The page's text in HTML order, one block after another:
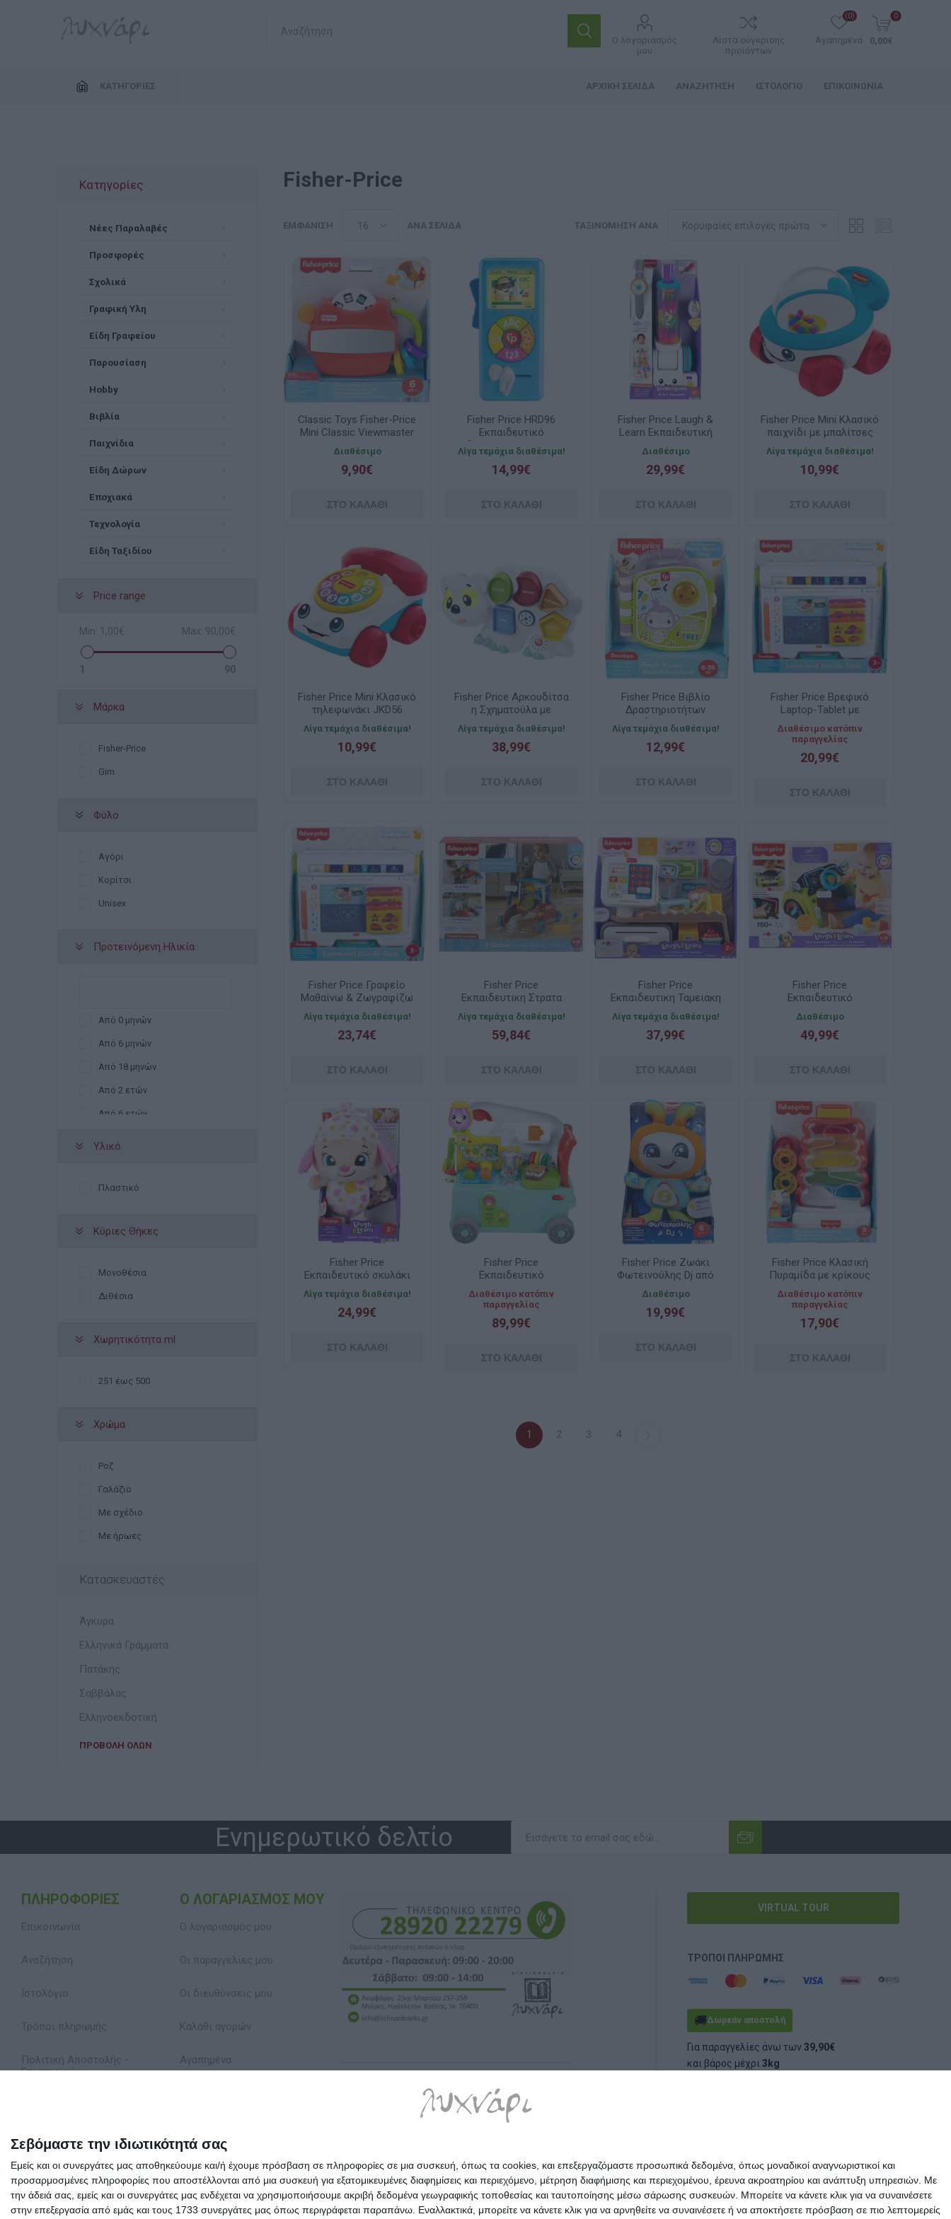
Σεβόμαστε την ιδιωτικότητά σας
Εμείς και οι συνεργάτες μας αποθηκεύουμε και/ή έχουμε πρόσβαση σε πληροφορίες σε μια συσκευή, όπως τα cookies, και επεξεργαζόμαστε προσωπικά δεδομένα, όπως μοναδικοί αναγνωριστικοί και
προσαρμοσμένες πληροφορίες που αποστέλλονται από μια συσκευή για εξατομικευμένες διαφημίσεις και περιεχόμενο, μέτρηση διαφήμισης και περιεχομένου, έρευνα ακροατηρίου και ανάπτυξη υπηρεσιών. Με
την άδειά σας, εμείς και οι συνεργάτες μας ενδέχεται να χρησιμοποιήσουμε ακριβή δεδομένα γεωγραφικής τοποθεσίας και ταυτοποίησης μέσω σάρωσης συσκευών. Μπορείτε να κάνετε κλικ για να συναινέσετε
στην επεξεργασία από εμάς και τους 1733 συνεργάτες μας όπως περιγράφεται παραπάνω. Εναλλακτικά, μπορείτε να κάνετε κλικ για να αρνηθείτε να συναινέσετε ή να αποκτήσετε πρόσβαση σε πιο λεπτομερείς
Ο λογαριασμός
μου
Λίστα σύγκρισης
προϊόντων
Αγαπημένα
(0) 0
0,00€
ΚΑΤΗΓΟΡΊΕΣ ΑΡΧΙΚΉ ΣΕΛΊΔΑ ΑΝΑΖΉΤΗΣΗ ΙΣΤΟΛΌΓΙΟ ΕΠΙΚΟΙΝΩΝΊΑ
Fisher-Price
ΤΑΞΙΝΌΜΗΣΗ ΑΝΆ
ΕΜΦΆΝΙΣΗ ΑΝΆ ΣΕΛΊΔΑ
Classic Toys Fisher-Price
Mini Classic Viewmaster
JKD58
Διαθέσιμο
9,90€
Fisher Price HRD96
Εκπαιδευτικό
Ραδιοφωνάκι – Σκυλάκι
Παίζω & Μαθαίνω
Λίγα τεμάχια διαθέσιμα!
14,99€
Fisher Price Laugh &
Learn Εκπαιδευτική
Ηλεκτρική Σκούπα
JMM35
Διαθέσιμο
29,99€
Fisher Price Mini Κλασικό
παιχνίδι με μπαλίτσες
JKD57
Λίγα τεμάχια διαθέσιμα!
10,99€
Fisher Price Mini Κλασικό
τηλεφωνάκι JKD56
Λίγα τεμάχια διαθέσιμα!
10,99€
Fisher Price Αρκουδίτσα
η Σχηματούλα με
Μουσική HJR81
Λίγα τεμάχια διαθέσιμα!
38,99€
Fisher Price Βιβλίο
Δραστηριοτήτων
Μαϊμουδακι με Μουσική
JFN07
Λίγα τεμάχια διαθέσιμα!
12,99€
Fisher Price Βρεφικό
Laptop-Tablet με
Μουσική και Ήχους
HXB90
Διαθέσιμο κατόπιν
παραγγελίας
20,99€
Fisher Price Γραφείο
Μαθαίνω & Ζωγραφίζω
JDL70
Λίγα τεμάχια διαθέσιμα!
23,74€
Fisher Price
Εκπαιδευτικη Στρατα
Αυτοκινητακι 3 Σε 1
HJP48
Λίγα τεμάχια διαθέσιμα!
59,84€
Fisher Price
Εκπαιδευτικη Ταμειακη
Μηχανη JGW99
Λίγα τεμάχια διαθέσιμα!
37,99€
Fisher Price
Εκπαιδευτικό
αυτοκίνητπο HYR91
Διαθέσιμο
49,99€
Fisher Price
Εκπαιδευτικό σκυλάκι
αγκαλίας - Ροζ JMM45
Λίγα τεμάχια διαθέσιμα!
24,99€
Fisher Price
Εκπαιδευτικό
Τροχόσπιτο 3 σε 1
Smart Stages HCK81
Διαθέσιμο κατόπιν
παραγγελίας
89,99€
Fisher Price Ζωάκι
Φωτεινούλης Dj από
Ύφασμα με Ήχους
HRC42
Διαθέσιμο
19,99€
Fisher Price Κλασική
Πυραμίδα με κρίκους
Διαθέσιμο κατόπιν
παραγγελίας
17,90€
1 2 3 4
Κατηγορίες
Νέες Παραλαβές
Προσφορές
Σχολικά
Γραφική Υλη
Είδη Γραφείου
Παρουσίαση
Hobby
Βιβλία
Παιχνίδια
Είδη Δώρων
Εποχιακά
Τεχνολογία
Είδη Ταξιδίου
Price range
Min: 1,00€ Max: 90,00€
1 90
Μάρκα
Fisher-Price
Gim
Φύλο
Αγόρι
Κορίτσι
Unisex
Προτεινόμενη Ηλικία
Από 0 μηνών
Από 6 μηνών
Από 18 μηνών
Από 2 ετών
Από 6 ετών
Υλικό
Πλαστικό
Κύριες Θήκες
Μονοθέσια
Διθέσια
Χωρητικότητα ml
251 έως 500
Χρώμα
Ροζ
Γαλάζιο
Με σχέδιο
Με ήρωες
Κατασκευαστές
Άγκυρα
Ελληνικά Γράμματα
Πατάκης
Σαββάλας
Ελληνοεκδοτική
ΠΡΟΒΟΛΉ ΌΛΩΝ
Ενημερωτικό δελτίο
ΠΛΗΡΟΦΟΡΊΕΣ
Επικοινωνία
Αναζήτηση
Ιστολόγιο
Τρόποι πληρωμής
Πολιτική Αποστολής -
Επιστροφών
Όροι Χρήσης
Σχετικά με εμάς
Ο ΛΟΓΑΡΙΑΣΜΌΣ ΜΟΥ
Ο λογαριασμός μου
Οι παραγγελίες μου
Οι διευθύνσεις μου
Καλάθι αγορών
Αγαπημένα
VIRTUAL TOUR
ΤΡΌΠΟΙ ΠΛΗΡΩΜΉΣ
🚚Δωρεάν αποστολή
Για παραγγελίες άνω των39,90€
και βάρος μέχρι3kg